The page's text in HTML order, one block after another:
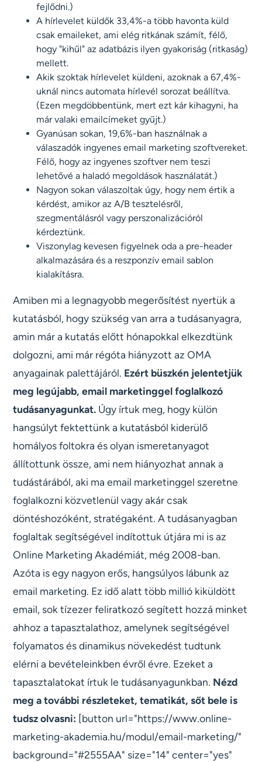
fejlődni.)
A hírlevelet küldők 33,4%-a több havonta küld
csak emaileket, ami elég ritkának számít, félő,
hogy "kihűl" az adatbázis ilyen gyakoriság (ritkaság)
mellett.
Akik szoktak hírlevelet küldeni, azoknak a 67,4%-
uknál nincs automata hírlevél sorozat beállítva.
(Ezen megdöbbentünk, mert ezt kár kihagyni, ha
már valaki emailcímeket gyűjt.)
Gyanúsan sokan, 19,6%-ban használnak a
válaszadók ingyenes email marketing szoftvereket.
Félő, hogy az ingyenes szoftver nem teszi
lehetővé a haladó megoldások használatát.)
Nagyon sokan válaszoltak úgy, hogy nem értik a
kérdést, amikor az A/B tesztelésről,
szegmentálásról vagy perszonalizációról
kérdeztünk.
Viszonylag kevesen figyelnek oda a pre-header
alkalmazására és a reszponzív email sablon
kialakításra.
Amiben mi a legnagyobb megerősítést nyertük a
kutatásból, hogy szükség van arra a tudásanyagra,
amin már a kutatás előtt hónapokkal elkezdtünk
dolgozni, ami már régóta hiányzott az OMA
anyagainak palettájáról. Ezért büszkén jelentetjük
meg legújabb, email marketinggel foglalkozó
tudásanyagunkat. Úgy írtuk meg, hogy külön
hangsúlyt fektettünk a kutatásból kiderülő
homályos foltokra és olyan ismeretanyagot
állítottunk össze, ami nem hiányozhat annak a
tudástárából, aki ma email marketinggel szeretne
foglalkozni közvetlenül vagy akár csak
döntéshozóként, stratégaként. A tudásanyagban
foglaltak segítségével indítottuk útjára mi is az
Online Marketing Akadémiát, még 2008-ban.
Azóta is egy nagyon erős, hangsúlyos lábunk az
email marketing. Ez idő alatt több millió kiküldött
email, sok tízezer feliratkozó segített hozzá minket
ahhoz a tapasztalathoz, amelynek segítségével
folyamatos és dinamikus növekedést tudtunk
elérni a bevételeinkben évről évre. Ezeket a
tapasztalatokat írtuk le tudásanyagunkban. Nézd
meg a további részleteket, tematikát, sőt bele is
tudsz olvasni: [button url="https://www.online-
marketing-akademia.hu/modul/email-marketing/"
background="#2555AA" size="14" center="yes"